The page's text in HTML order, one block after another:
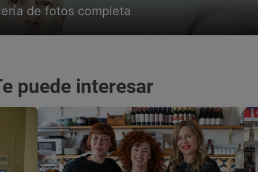
de fotos completa
puede interesar